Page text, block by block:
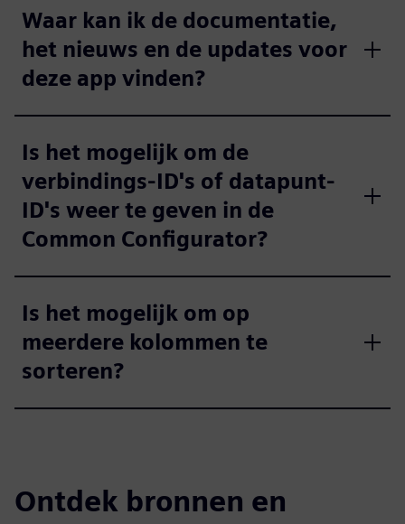
Waar kan ik de documentatie,
het nieuws en de updates voor
deze app vinden?
Is het mogelijk om de
verbindings-ID's of datapunt-
ID's weer te geven in de
Common Configurator?
Is het mogelijk om op
meerdere kolommen te
sorteren?
Ontdek bronnen en